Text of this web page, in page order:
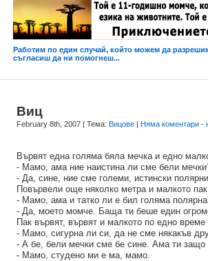
Работим по един случай, който можем да
съгласиш да ни помогнеш...
Виц
February 8th, 2007 | Тема: Вицове | Няма коментари -
Вървят една голяма бяла мечка и едно
- Мамо, ама ние наистина ли сме бели
- Да, сине, ние сме големи, истински
Повървели още няколко метра и малкото пак
- Мамо, ама и татко ли е бил голяма
- Да, моето момче. Баща ти беше един
Пак вървят, вървят и малкото по едно време
- Мамо, сигурна ли си, да не сме някакъв
- А бе, бели мечки сме бе сине. Ама ти защо
- Мамо, студено ми е ма, мамо.